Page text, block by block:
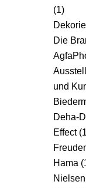
(1)
Die
und
Deha-
Effect
Hama